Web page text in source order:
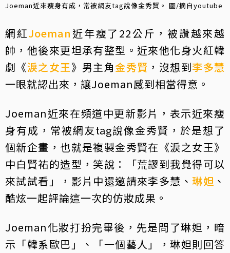
Joeman近來瘦身有成，常被網友tag說像金秀賢。 圖/摘自youtube
網紅Joeman近年瘦了22公斤，被讚越來越
帥，他後來更坦承有整型。近來他化身火紅韓
劇《淚之女王》男主角金秀賢 ，沒想到李多慧
一眼就認出來，讓Joeman感到相當得意。
Joeman近來在頻道中更新影片，表示近來瘦
身有成，常被網友tag說像金秀賢，於是想了
個新企畫，也就是複製金秀賢在《淚之女王》
中白賢祐的造型，笑說：「荒謬到我覺得可以
來試試看」，影片中還邀請來李多慧、琳妲 、
酷炫一起評論這一次的仿妝成果。
Joeman化妝打扮完畢後，先是問了琳妲，暗
示「韓系歐巴」、「一個藝人」，琳妲則回答